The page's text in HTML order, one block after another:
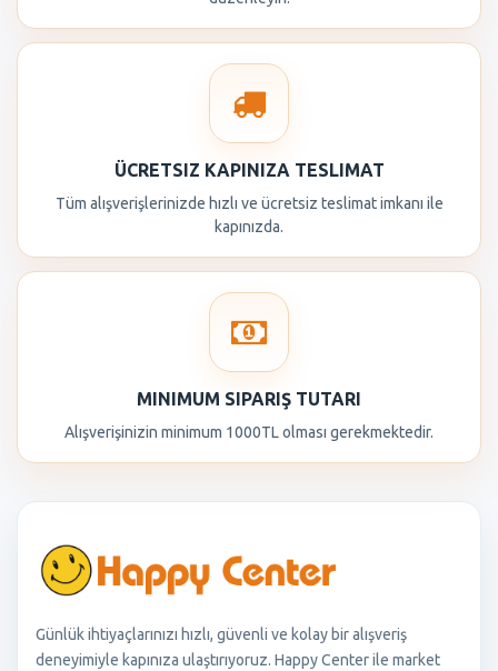
ÜCRETSIZ KAPINIZA TESLIMAT
Tüm alışverişlerinizde hızlı ve ücretsiz teslimat imkanı ile
kapınızda.
MINIMUM SIPARIŞ TUTARI
Alışverişinizin minimum 1000TL olması gerekmektedir.
Günlük ihtiyaçlarınızı hızlı, güvenli ve kolay bir alışveriş
deneyimiyle kapınıza ulaştırıyoruz. Happy Center ile market